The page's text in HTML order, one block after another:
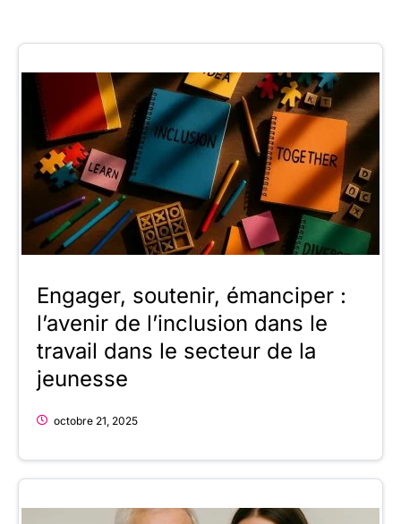
Engager, soutenir, émanciper :
l’avenir de l’inclusion dans le
travail dans le secteur de la
jeunesse
octobre 21, 2025